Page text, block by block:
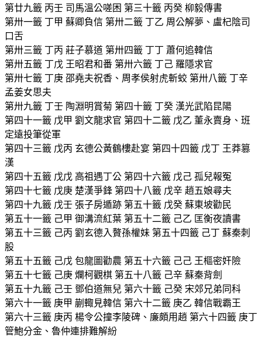
第廿九籤 丙壬 司馬溫公嗟困 第三十籤 丙癸 柳毅傳書
第卅一籤 丁甲 蘇卿負信 第卅二籤 丁乙 周公解夢、盧杞陰司
口舌
第卅三籤 丁丙 莊子慕道 第卅四籤 丁丁 蕭何追韓信
第卅五籤 丁戊 王昭君和番 第卅六籤 丁己 羅隱求官
第卅七籤 丁庚 邵堯夫祝香、周孝侯射虎斬蛟 第卅八籤 丁辛
孟姜女思夫
第卅九籤 丁壬 陶淵明賞菊 第四十籤 丁癸 漢光武陷昆陽
第四十一籤 戊甲 劉文龍求官 第四十二籤 戊乙 董永賣身、班
定遠投筆從軍
第四十三籤 戊丙 玄德公黃鶴樓赴宴 第四十四籤 戊丁 王莽篡
漢
第四十五籤 戊戊 高祖遇丁公 第四十六籤 戊己 孤兒報冤
第四十七籤 戊庚 楚漢爭鋒 第四十八籤 戊辛 趙五娘尋夫
第四十九籤 戊壬 張子房遁跡 第五十籤 戊癸 蘇東坡勸民
第五十一籤 己甲 御溝流紅葉 第五十二籤 己乙 匡衡夜讀書
第五十三籤 己丙 劉玄德入贅孫權妹 第五十四籤 己丁 蘇秦刺
股
第五十五籤 己戊 包龍圖勸農 第五十六籤 己己 王樞密奸險
第五十七籤 己庚 爛柯觀棋 第五十八籤 己辛 蘇秦背劍
第五十九籤 己壬 鄧伯道無兒 第六十籤 己癸 宋郊兄弟同科
第六十一籤 庚甲 蒯輙見韓信 第六十二籤 庚乙 韓信戰霸王
第六十三籤 庚丙 楊令公撞李陵碑、廉頗用趙 第六十四籤 庚丁
管鮑分金、魯仲連排難解紛